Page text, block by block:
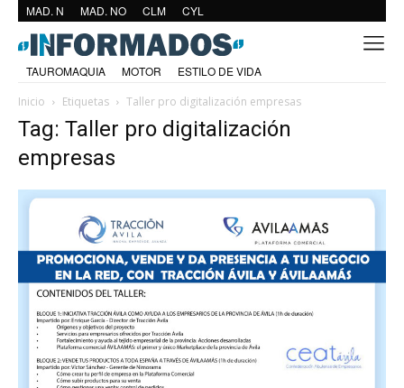
MAD. N MAD. NO CLM CYL
TAUROMAQUIA MOTOR
ESTILO DE VIDA
Inicio
Etiquetas Taller pro digitalización empresas
Tag: Taller pro digitalización
empresas